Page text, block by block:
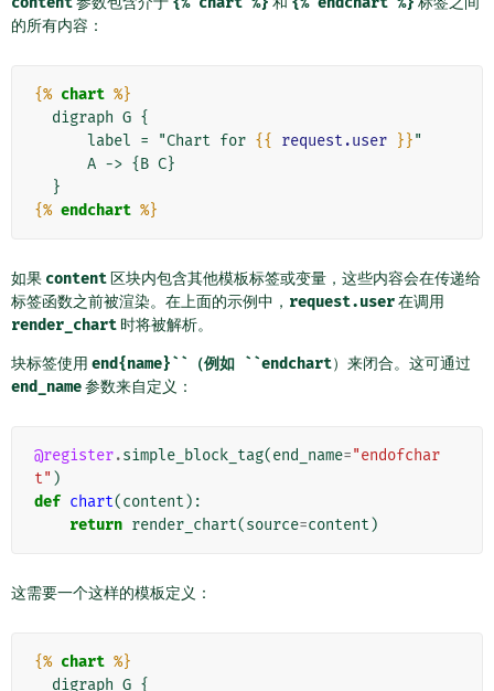
的所有内容：
{% chart %}
      label = "Chart for
{{ request.user }}"
{% endchart %}
如果 content 区块内包含其他模板标签或变量，这些内容会在传递给
标签函数之前被渲染。在上面的示例中， request.user在调用
render_chart 时将被解析。
块标签使用 end{name}``（例如 ``endchart）来闭合。这可通过
end_name参数来自定义：
@register.simple_block_tag(end_name="endofchar
t" )
def chart(content ):
return render_chart(source=content )
这需要一个这样的模板定义：
{% chart %}